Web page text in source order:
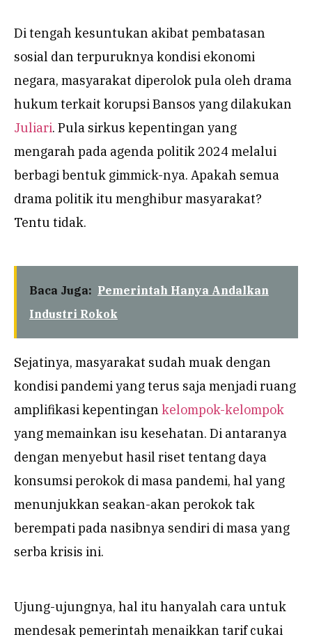
Di tengah kesuntukan akibat pembatasan
sosial dan terpuruknya kondisi ekonomi
negara, masyarakat diperolok pula oleh drama
hukum terkait korupsi Bansos yang dilakukan
Juliari. Pula sirkus kepentingan yang
mengarah pada agenda politik 2024 melalui
berbagi bentuk gimmick-nya. Apakah semua
drama politik itu menghibur masyarakat?
Tentu tidak.
Baca Juga: Pemerintah Hanya Andalkan
Industri Rokok
Sejatinya, masyarakat sudah muak dengan
kondisi pandemi yang terus saja menjadi ruang
amplifikasi kepentingan kelompok-kelompok
yang memainkan isu kesehatan. Di antaranya
dengan menyebut hasil riset tentang daya
konsumsi perokok di masa pandemi, hal yang
menunjukkan seakan-akan perokok tak
berempati pada nasibnya sendiri di masa yang
serba krisis ini.
Ujung-ujungnya, hal itu hanyalah cara untuk
mendesak pemerintah menaikkan tarif cukai